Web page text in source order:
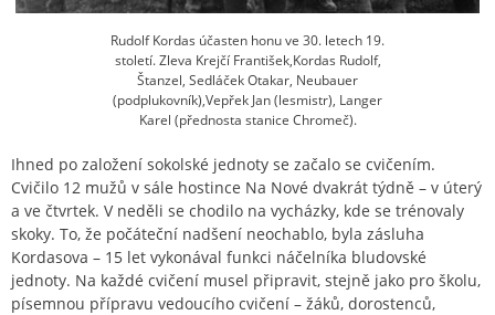
Rudolf Kordas účasten honu ve 30. letech 19.
století. Zleva Krejčí František,Kordas Rudolf,
Štanzel, Sedláček Otakar, Neubauer
(podplukovník),Vepřek Jan (lesmistr), Langer
Karel (přednosta stanice Chromeč).
Ihned po založení sokolské jednoty se začalo se cvičením.
Cvičilo 12 mužů v sále hostince Na Nové dvakrát týdně – v úterý
a ve čtvrtek. V neděli se chodilo na vycházky, kde se trénovaly
skoky. To, že počáteční nadšení neochablo, byla zásluha
Kordasova – 15 let vykonával funkci náčelníka bludovské
jednoty. Na každé cvičení musel připravit, stejně jako pro školu,
písemnou přípravu vedoucího cvičení – žáků, dorostenců,